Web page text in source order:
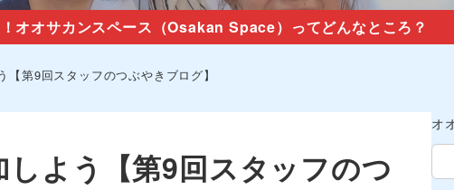
オオサカンスペース（Osakan Space）ってどんなところ？
第9回スタッフのつぶやきブログ】
よう【第9回スタッフのつ
オ